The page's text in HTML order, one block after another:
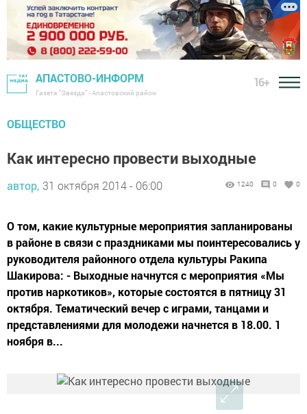
АПАСТОВО-ИНФОРМ
Газета "Звезда" - Апастовский район
16+
ОБЩЕСТВО
Как интересно провести выходные
автор, 31 октября 2014 - 06:00 1240 0 0
О том, какие культурные мероприятия запланированы
в районе в связи с праздниками мы поинтересовались у
руководителя районного отдела культуры Ракипа
Шакирова: - Выходные начнутся с мероприятия «Мы
против наркотиков», которые состоятся в пятницу 31
октября. Тематический вечер с играми, танцами и
представлениями для молодежи начнется в 18.00. 1
ноября в...